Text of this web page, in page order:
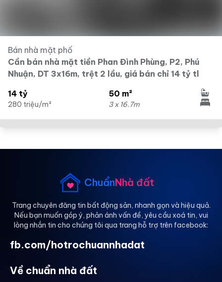
Bán nhà mặt phố
Cần bán nhà mặt tiền Phan Đình Phùng, P2, Phú
Nhuận, DT 3x16m, trệt 2 lầu, giá bán chỉ 14 tỷ tl
14 tỷ
280 triệu/m²
50 m²
3 x 16.7m
ChuẩnNhà đất
Trang chuyên đăng tin bất động sản, nhanh gọn và hiệu quả.
Nếu bạn muốn góp ý, phản ánh vấn đề, yêu cầu xoá tin, vui
lòng nhắn tin cho chúng tôi qua trang hỗ trợ trên facebook:
fb.com/hotrochuannhadat
Về chuẩn nhà đất